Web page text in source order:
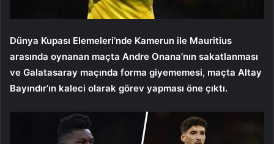
Dünya Kupası Elemeleri’nde Kamerun ile Mauritius
arasında oynanan maçta Andre Onana’nın sakatlanması
ve Galatasaray maçında forma giyememesi, maçta Altay
Bayındır’ın kaleci olarak görev yapması öne çıktı.